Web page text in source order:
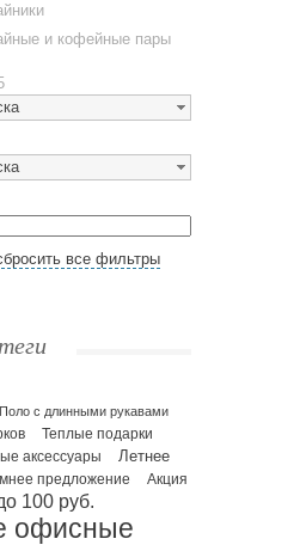
и кофейные пары
посуды
сервировки
кружки
и блокноты
ежедневники
и телефонные книжки
Планинги датированные
Планинги недатированные
Телефонные книжки
все фильтры
Поло с длинными рукавами
Теплые подарки
аксессуары
Летнее
предложение
Акция
100 руб.
офисные